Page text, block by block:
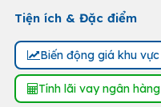
Tiện ích & Đặc điểm
Biến động giá khu vực
Tính lãi vay ngân hàng